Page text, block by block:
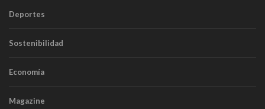
Deportes
Sostenibilidad
Economía
Magazine